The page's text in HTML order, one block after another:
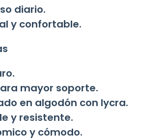
diario.
y confortable.
mayor soporte.
en algodón con lycra.
y resistente.
y cómodo.